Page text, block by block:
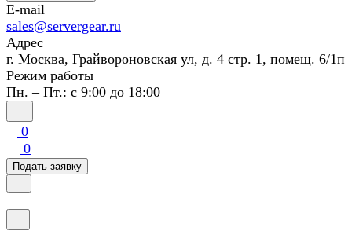
E-mail
sales@servergear.ru
Адрес
г. Москва, Грайвороновская ул, д. 4 стр. 1, помещ. 6/1п
Режим работы
Пн. – Пт.: с 9:00 до 18:00
0
0
Подать заявку